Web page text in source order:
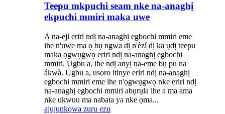
Teepu mkpuchi seam nke na-anaghị
ekpuchi mmiri maka uwe
A na-eji eriri ndị na-anaghị egbochi mmiri eme
ihe n'uwe ma ọ bụ ngwa dị n'èzí dị ka ụdị teepu
maka ọgwụgwọ eriri ndị na-anaghị egbochi
mmiri. Ugbu a, ihe ndị anyị na-eme bụ pu na
ákwà. Ugbu a, usoro itinye eriri ndị na-anaghị
egbochi mmiri eme ihe n'ọgwụgwọ nke eriri ndị
na-anaghị egbochi mmiri abụrụla ihe a ma ama
nke ukwuu ma nabata ya nke ọma...
ajụjụnkọwa zuru ezu